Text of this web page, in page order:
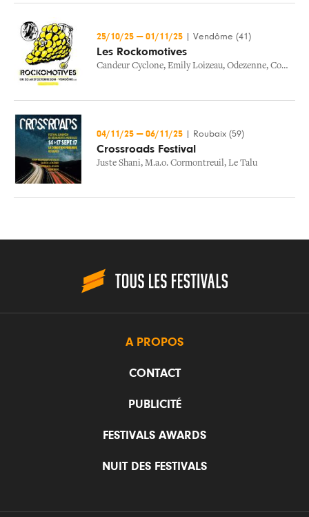
25/10/25 — 01/11/25 Vendôme (41)
Les Rockomotives
Candeur Cyclone, Emily Loizeau, Odezenne, Common Insight
04/11/25 — 06/11/25 Roubaix (59)
Crossroads Festival
Juste Shani, M.a.o. Cormontreuil, Le Talu
A PROPOS
CONTACT
PUBLICITÉ
FESTIVALS AWARDS
NUIT DES FESTIVALS